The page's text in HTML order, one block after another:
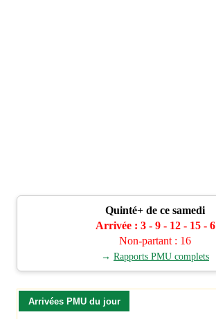
Quinté+ de ce samedi
Arrivée : 3 - 9 - 12 - 15 - 6
Non-partant : 16
→ Rapports PMU complets
Arrivées PMU du jour